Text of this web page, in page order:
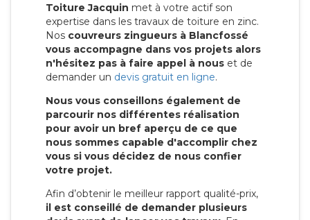
Toiture Jacquin met à votre actif son
expertise dans les travaux de toiture en zinc.
Nos couvreurs zingueurs à Blancfossé
vous accompagne dans vos projets alors
n'hésitez pas à faire appel à nous et de
demander un devis gratuit en ligne.
Nous vous conseillons également de
parcourir nos différentes réalisation
pour avoir un bref aperçu de ce que
nous sommes capable d'accomplir chez
vous si vous décidez de nous confier
votre projet.
Afin d’obtenir le meilleur rapport qualité-prix,
il est conseillé de demander plusieurs